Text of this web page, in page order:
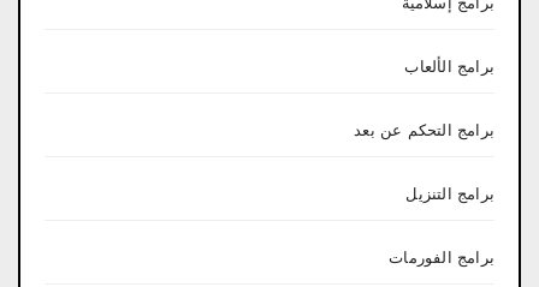
برامج الألعاب
برامج التحكم عن بعد
برامج التنزيل
برامج الفورمات